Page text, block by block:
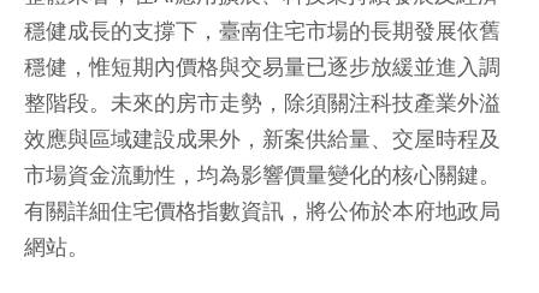
穩健成長的支撐下，臺南住宅市場的長期發展依舊
穩健，惟短期內價格與交易量已逐步放緩並進入調
整階段。未來的房市走勢，除須關注科技產業外溢
效應與區域建設成果外，新案供給量、交屋時程及
市場資金流動性，均為影響價量變化的核心關鍵。
有關詳細住宅價格指數資訊，將公佈於本府地政局
網站。